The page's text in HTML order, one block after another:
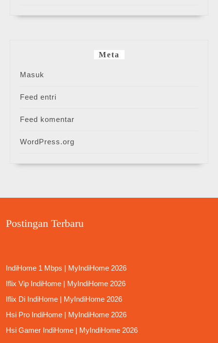
Meta
Masuk
Feed entri
Feed komentar
WordPress.org
Postingan Terbaru
IndiHome 1 Mbps | MyIndiHome 2026
Iflix Vip IndiHome | MyIndiHome 2026
Iflix Di IndiHome | MyIndiHome 2026
Hsi Pro IndiHome | MyIndiHome 2026
Hsi Gamer IndiHome | MyIndiHome 2026